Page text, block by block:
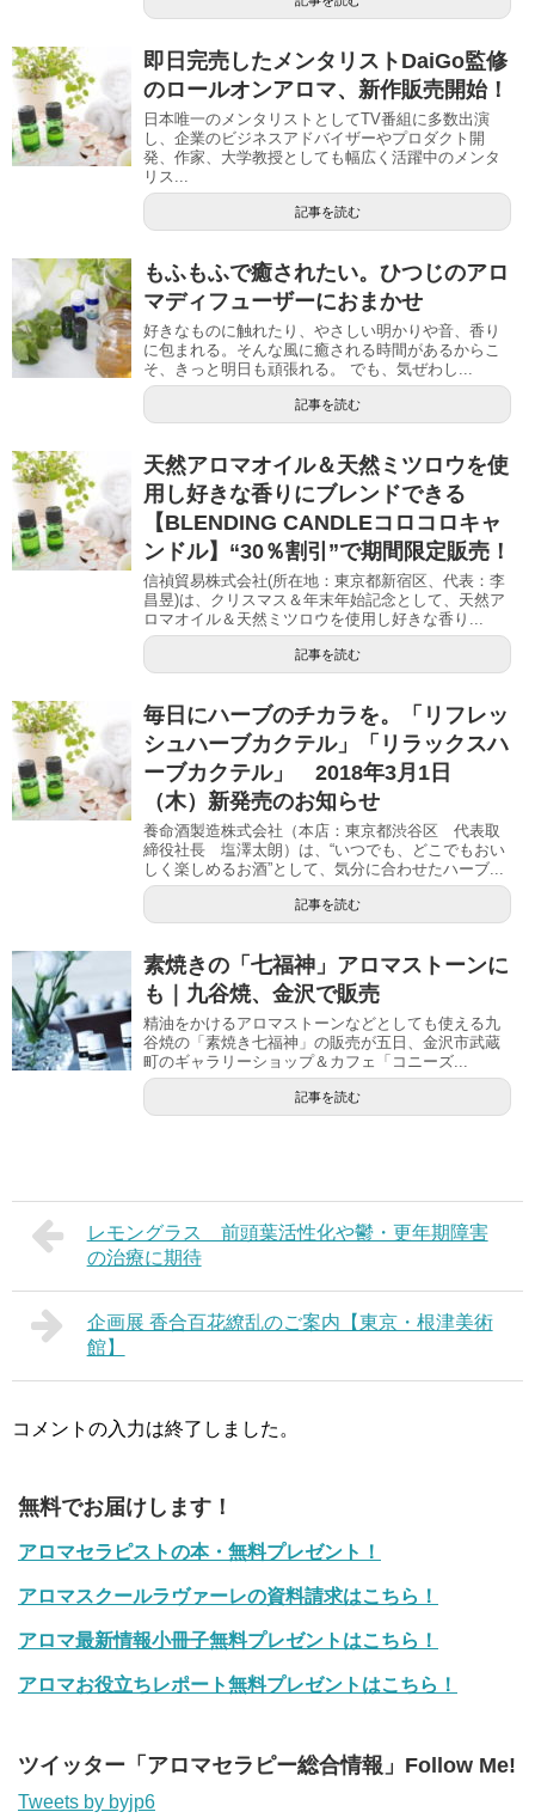
即日完売したメンタリストDaiGo監修
のロールオンアロマ、新作販売開始！
日本唯一のメンタリストとしてTV番組に多数出演
し、企業のビジネスアドバイザーやプロダクト開
発、作家、大学教授としても幅広く活躍中のメンタ
リス...
記事を読む
もふもふで癒されたい。ひつじのアロ
マディフューザーにおまかせ
好きなものに触れたり、やさしい明かりや音、香り
に包まれる。そんな風に癒される時間があるからこ
そ、きっと明日も頑張れる。 でも、気ぜわし...
記事を読む
天然アロマオイル＆天然ミツロウを使
用し好きな香りにブレンドできる
【BLENDING CANDLEコロコロキャ
ンドル】“30％割引”で期間限定販売！
信禎貿易株式会社(所在地：東京都新宿区、代表：李
昌昱)は、クリスマス＆年末年始記念として、天然ア
ロマオイル＆天然ミツロウを使用し好きな香り...
記事を読む
毎日にハーブのチカラを。「リフレッ
シュハーブカクテル」「リラックスハ
ーブカクテル」 2018年3月1日
（木）新発売のお知らせ
養命酒製造株式会社（本店：東京都渋谷区 代表取
締役社長 塩澤太朗）は、“いつでも、どこでもおい
しく楽しめるお酒”として、気分に合わせたハーブ...
記事を読む
素焼きの「七福神」アロマストーンに
も｜九谷焼、金沢で販売
精油をかけるアロマストーンなどとしても使える九
谷焼の「素焼き七福神」の販売が五日、金沢市武蔵
町のギャラリーショップ＆カフェ「コニーズ...
記事を読む
レモングラス 前頭葉活性化や鬱・更年期障害
の治療に期待
企画展 香合百花繚乱のご案内【東京・根津美術
館】
コメントの入力は終了しました。
無料でお届けします！
アロマセラピストの本・無料プレゼント！
アロマスクールラヴァーレの資料請求はこちら！
アロマ最新情報小冊子無料プレゼントはこちら！
アロマお役立ちレポート無料プレゼントはこちら！
ツイッター「アロマセラピー総合情報」Follow Me!
Tweets by byjp6